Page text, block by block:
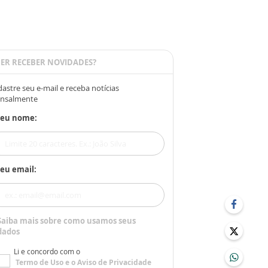
RECEBER NOVIDADES?
seu e-mail e receba notícias
nome:
email:
mais sobre como usamos seus
Li e concordo com o
Termo de Usoe oAviso de Privacidade